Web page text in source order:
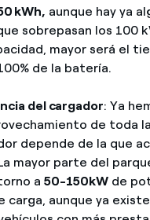
kWh, aunque hay ya
sobrepasan los 100
mayor será el
de la batería.
del cargador: Ya
de toda
depende de la que
mayor parte del
a 50-150kW de
carga, aunque ya